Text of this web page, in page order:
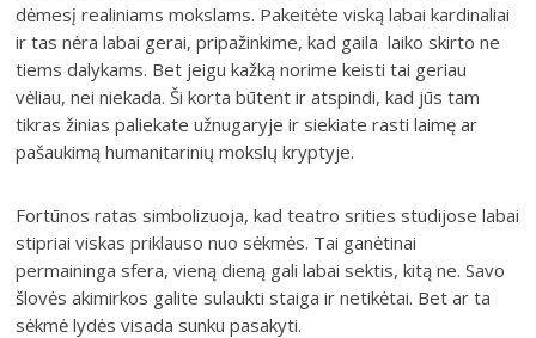
dėmesį realiniams mokslams. Pakeitėte viską labai kardinaliai
ir tas nėra labai gerai, pripažinkime, kad gaila laiko skirto ne
tiems dalykams. Bet jeigu kažką norime keisti tai geriau
vėliau, nei niekada. Ši korta būtent ir atspindi, kad jūs tam
tikras žinias paliekate užnugaryje ir siekiate rasti laimę ar
pašaukimą humanitarinių mokslų kryptyje.
Fortūnos ratas simbolizuoja, kad teatro srities studijose labai
stipriai viskas priklauso nuo sėkmės. Tai ganėtinai
permaininga sfera, vieną dieną gali labai sektis, kitą ne. Savo
šlovės akimirkos galite sulaukti staiga ir netikėtai. Bet ar ta
sėkmė lydės visada sunku pasakyti.